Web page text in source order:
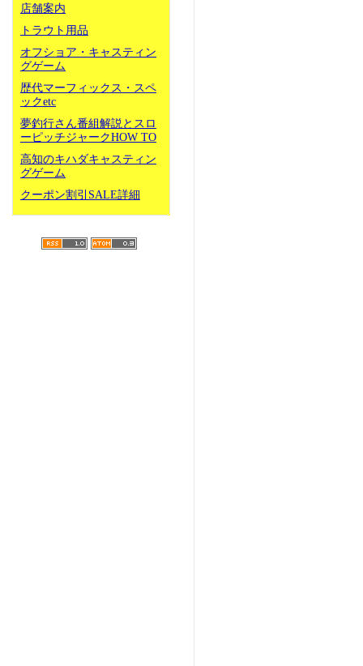
店舗案内
トラウト用品
オフショア・キャスティン
グゲーム
歴代マーフィックス・スペ
ックetc
夢釣行さん番組解説とスロ
ーピッチジャークHOW TO
高知のキハダキャスティン
グゲーム
クーポン割引SALE詳細